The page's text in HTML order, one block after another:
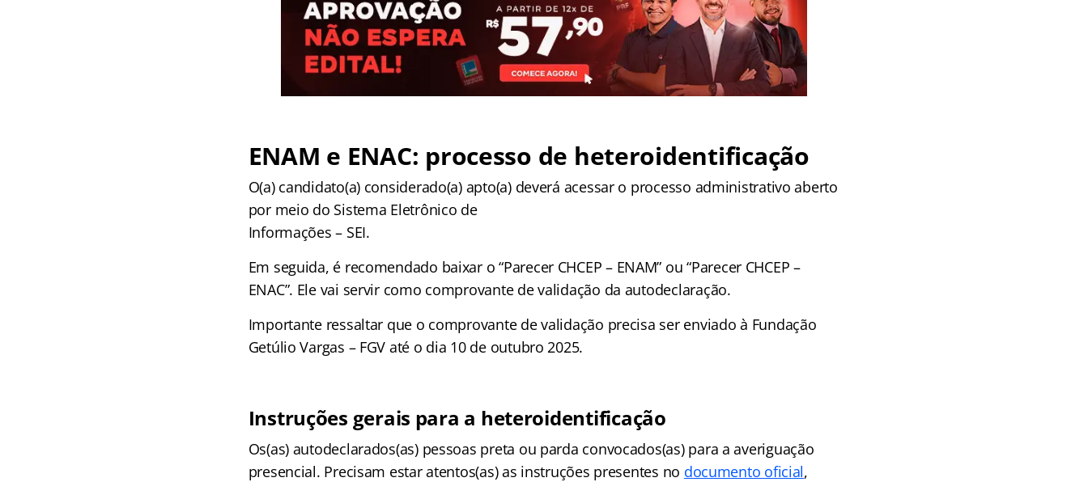
ENAM e ENAC: processo de heteroidentificação
O(a) candidato(a) considerado(a) apto(a) deverá acessar o processo administrativo aberto
por meio do Sistema Eletrônico de
Informações – SEI.
Em seguida, é recomendado baixar o “Parecer CHCEP – ENAM” ou “Parecer CHCEP –
ENAC”. Ele vai servir como comprovante de validação da autodeclaração.
Importante ressaltar que o comprovante de validação precisa ser enviado à Fundação
Getúlio Vargas – FGV até o dia 10 de outubro 2025.
Instruções gerais para a heteroidentificação
Os(as) autodeclarados(as) pessoas preta ou parda convocados(as) para a averiguação
presencial. Precisam estar atentos(as) as instruções presentes no documento oficial,